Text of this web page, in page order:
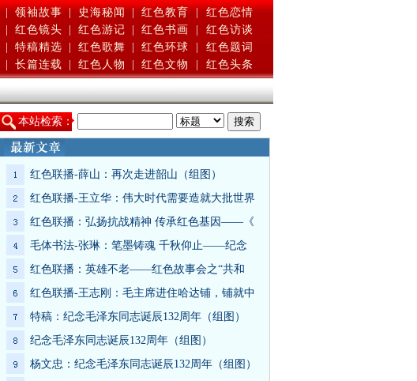
| 领袖故事 | 史海秘闻 | 红色教育 |
红色恋情
红色镜头 红色游记 红色书画
红色访谈
特稿精选 红色歌舞 红色环球
红色题词
长篇连载 红色人物 红色文物 红色头条
本站检索：
红色联播-薛山：再次走进韶山（组图）
红色联播-王立华：伟大时代需要造就大批世界
红色联播：弘扬抗战精神 传承红色基因——《
毛体书法-张琳：笔墨铸魂 千秋仰止——纪念
红色联播：英雄不老——红色故事会之“共和
红色联播-王志刚：毛主席进住哈达铺，铺就中
特稿：纪念毛泽东同志诞辰132周年（组图）
纪念毛泽东同志诞辰132周年（组图）
杨文忠：纪念毛泽东同志诞辰132周年（组图）